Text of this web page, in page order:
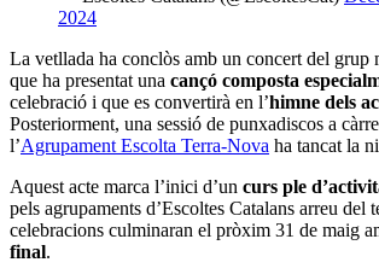
Ampans ofereix suport a
joves i reforça les
lleure a les vacances
Notícies Comunitari
Mariona Guillén:
sortir de les quatre